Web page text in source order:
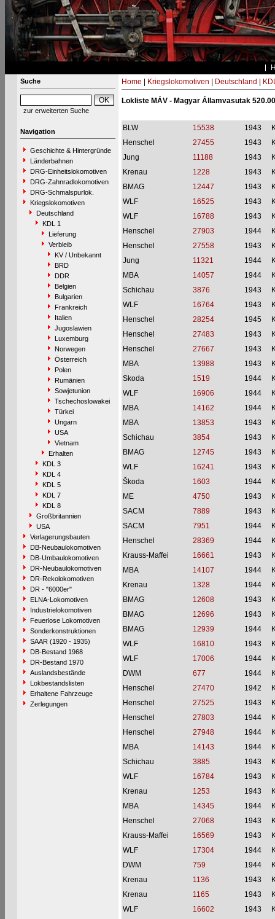
Suche
zur erweiterten Suche
Navigation
Geschichte & Hintergründe
Länderbahnen
DRG-Einheitslokomotiven
DRG-Zahnradlokomotiven
DRG-Schmalspurlok.
Kriegslokomotiven
Deutschland
KDL 1
Lieferung
Verbleib
KV / Unbekannt
BRD
DDR
Belgien
Bulgarien
Frankreich
Italien
Jugoslawien
Luxemburg
Norwegen
Österreich
Polen
Rumänien
Sowjetunion
Tschechoslowakei
Türkei
Ungarn
USA
Vietnam
Erhalten
KDL 3
KDL 4
KDL 5
KDL 7
KDL 8
Großbritannien
USA
Verlagerungsbauten
DB-Neubaulokomotiven
DB-Umbaulokomotiven
DR-Neubaulokomotiven
DR-Rekolokomotiven
DR - "6000er"
ELNA-Lokomotiven
Industrielokomotiven
Feuerlose Lokomotiven
Sonderkonstruktionen
SAAR (1920 - 1935)
DB-Bestand 1968
DR-Bestand 1970
Auslandsbestände
Lokbestandslisten
Erhaltene Fahrzeuge
Zerlegungen
Home Kriegslokomotiven Deutschland
Lokliste MÁV - Magyar Államvasutak
BLW 15538 1943
Henschel
27455 1943
Jung
11188 1943
Krenau
1228 1943
BMAG
12447 1943
WLF
16525 1943
WLF
16788 1943
Henschel
27903 1944
Henschel
27558 1943
Jung
11321 1944
MBA
14057 1944
Schichau
3876 1943
WLF
16764 1943
Henschel
28254 1945
Henschel
27483 1943
Henschel
27667 1943
MBA
13988 1943
Skoda
1519 1944
WLF
16906 1944
MBA
14162 1944
MBA
13853 1943
Schichau
3854 1943
BMAG
12745 1943
WLF
16241 1943
Škoda
1603 1944
ME
4750 1943
SACM
7889 1943
SACM
7951 1944
Henschel
28369 1944
Krauss-Maffei
16661 1943
MBA
14107 1944
Krenau
1328 1944
BMAG
12608 1943
BMAG
12696 1943
BMAG
12939 1944
WLF
16810 1943
WLF
17006 1944
DWM
677 1944
Henschel
27470 1942
Henschel
27525 1943
Henschel
27803 1944
Henschel
27948 1944
MBA
14143 1944
Schichau
3885 1943
WLF
16784 1943
Krenau
1253 1943
MBA
14345 1944
Henschel
27068 1943
Krauss-Maffei
16569 1943
WLF
17304 1944
DWM
759 1944
Krenau
1136 1943
Krenau
1165 1943
WLF
16602 1943